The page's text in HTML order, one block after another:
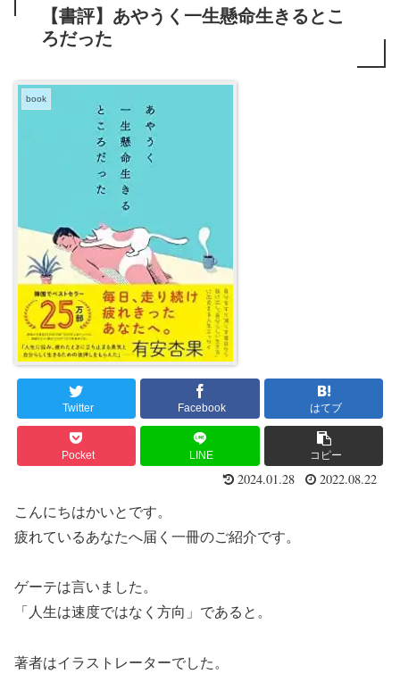
【書評】あやうく一生懸命生きるとこ
ろだった
book
Twitter Facebook はてブ
Pocket LINE コピー
2024.01.28 2022.08.22
こんにちはかいとです。
疲れているあなたへ届く一冊のご紹介です。
ゲーテは言いました。
「人生は速度ではなく方向」であると。
著者はイラストレーターでした。